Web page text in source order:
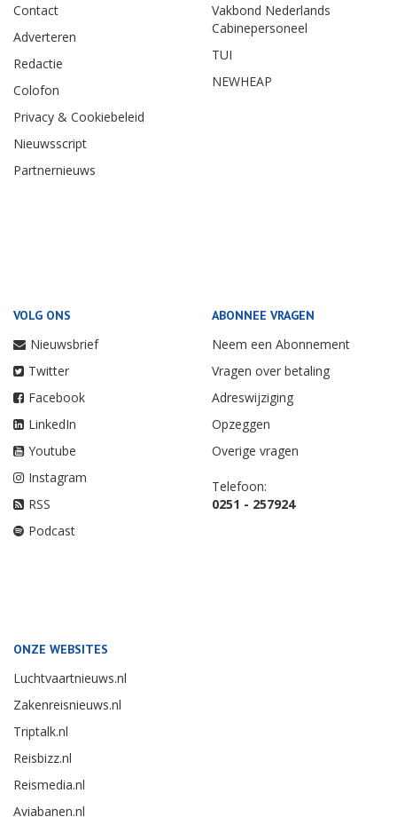
Contact
Adverteren
Redactie
Colofon
Privacy & Cookiebeleid
Nieuwsscript
Partnernieuws
Vakbond Nederlands
Cabinepersoneel
TUI
NEWHEAP
VOLG ONS
Nieuwsbrief
Twitter
Facebook
LinkedIn
Youtube
Instagram
RSS
Podcast
ABONNEE VRAGEN
Neem een Abonnement
Vragen over betaling
Adreswijziging
Opzeggen
Overige vragen
Telefoon:
0251 - 257924
ONZE WEBSITES
Luchtvaartnieuws.nl
Zakenreisnieuws.nl
Triptalk.nl
Reisbizz.nl
Reismedia.nl
Aviabanen.nl